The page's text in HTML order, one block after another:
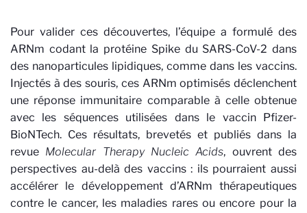
Pour valider ces découvertes, l’équipe a formulé des
ARNm codant la protéine Spike du SARS-CoV-2 dans
des nanoparticules lipidiques, comme dans les vaccins.
Injectés à des souris, ces ARNm optimisés déclenchent
une réponse immunitaire comparable à celle obtenue
avec les séquences utilisées dans le vaccin Pfizer-
BioNTech. Ces résultats, brevetés et publiés dans la
revue Molecular Therapy Nucleic Acids, ouvrent des
perspectives au-delà des vaccins : ils pourraient aussi
accélérer le développement d’ARNm thérapeutiques
contre le cancer, les maladies rares ou encore pour la